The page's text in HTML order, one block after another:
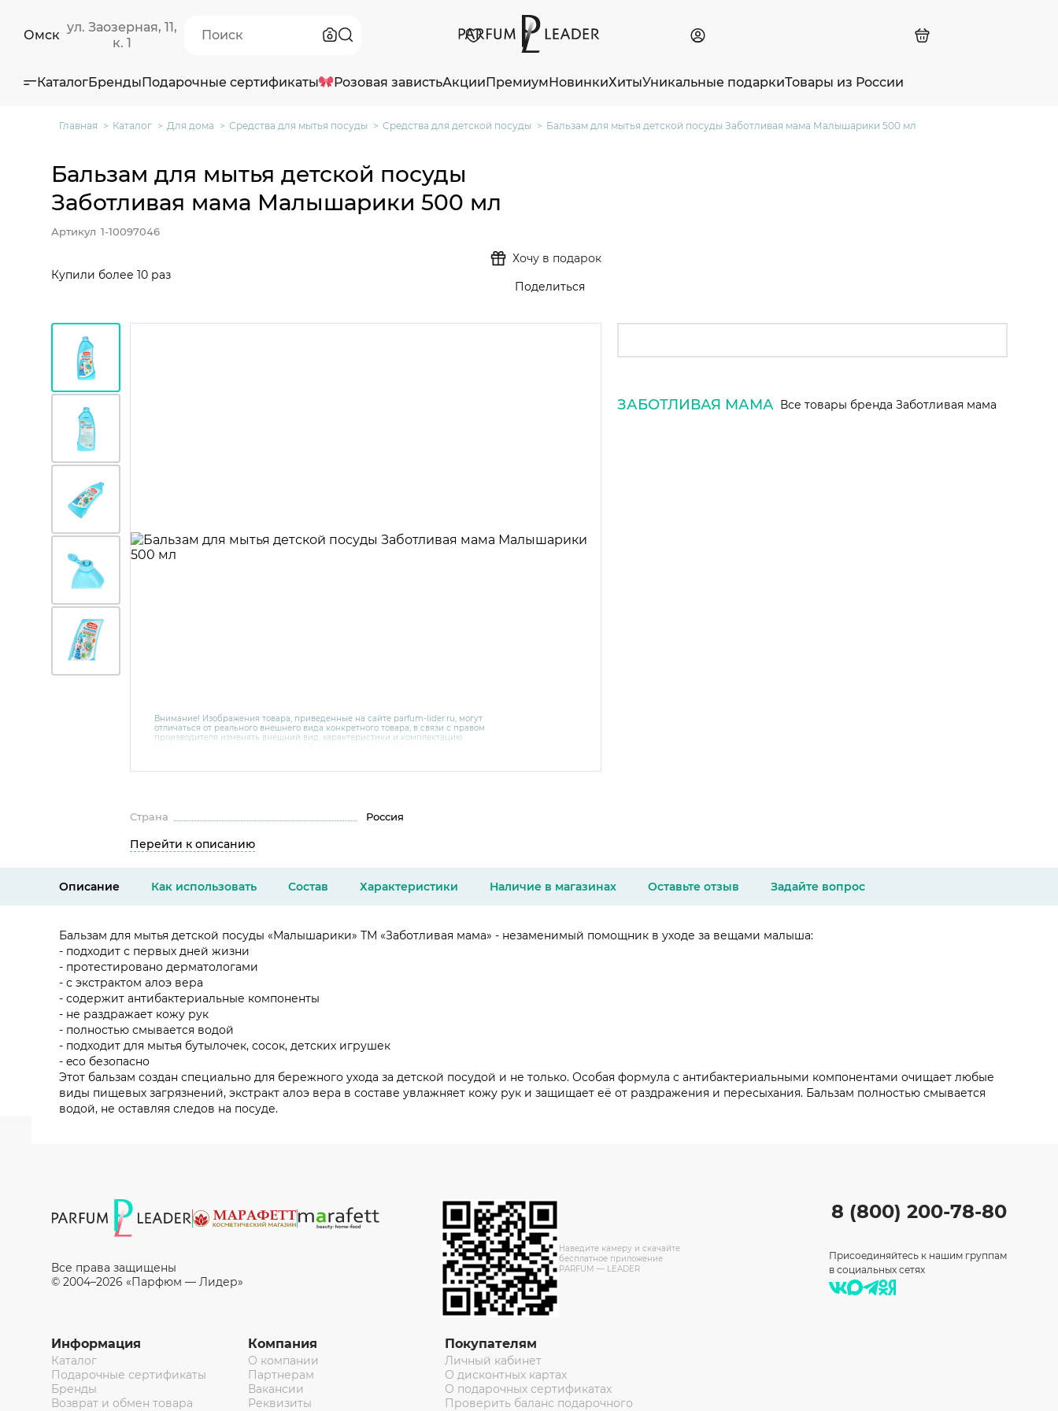
Омск
ул. Заозерная, 11,
к. 1
КаталогБрендыПодарочные сертификаты Розовая завистьАкцииПремиумНовинкиХитыУникальные подаркиТовары из России
Главная Каталог Для дома Средства для мытья посуды Средства для детской посуды Бальзам для мытья детской посуды Заботливая мама Малышарики 500 мл
Внимание! Изображения товара, приведенные на сайте parfum-lider.ru, могут
отличаться от реального внешнего вида конкретного товара, в связи с правом
производителя изменять внешний вид, характеристики и комплектацию
консультантов по номеру 8 800 200 78 80.
Бальзам для мытья детской посуды
Заботливая мама Малышарики 500 мл
Артикул 1-10097046
Купили более 10 раз
Хочу в подарок
Поделиться
Страна Россия
Перейти к описанию
ЗАБОТЛИВАЯ МАМА Все товары бренда Заботливая мама
Описание Как использовать Состав Характеристики Наличие в магазинах Оставьте отзыв Задайте вопрос
Бальзам для мытья детской посуды «Малышарики» ТМ «Заботливая мама» - незаменимый помощник в уходе за вещами малыша:
- подходит с первых дней жизни
- протестировано дерматологами
- с экстрактом алоэ вера
- содержит антибактериальные компоненты
- не раздражает кожу рук
- полностью смывается водой
- подходит для мытья бутылочек, сосок, детских игрушек
- eco безопасно
Этот бальзам создан специально для бережного ухода за детской посудой и не только. Особая формула с антибактериальными компонентами очищает любые
виды пищевых загрязнений, экстракт алоэ вера в составе увлажняет кожу рук и защищает её от раздражения и пересыхания. Бальзам полностью смывается
водой, не оставляя следов на посуде.
Все права защищены
© 2004–2026 «Парфюм — Лидер»
Наведите камеру и скачайте
бесплатное приложение
PARFUM — LEADER
Информация
Каталог
Подарочные сертификаты
Бренды
Возврат и обмен товара
Компания
О компании
Партнерам
Вакансии
Реквизиты
Покупателям
Личный кабинет
О дисконтных картах
О подарочных сертификатах
Проверить баланс подарочного
8 (800) 200-78-80
Присоединяйтесь к нашим группам
в социальных сетях